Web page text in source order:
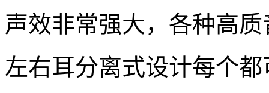
声效非常强大，各种高
左右耳分离式设计每个